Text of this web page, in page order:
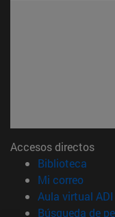
Accesos directos
Biblioteca
Mi correo(abre
Aula virtual ADI
Búsqueda de